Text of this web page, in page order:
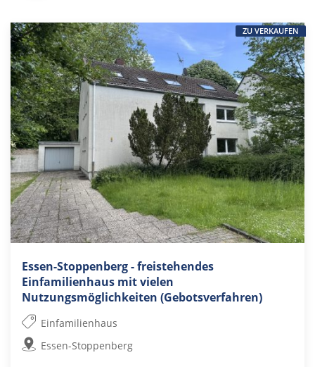
Essen-Stoppenberg - freistehendes
Einfamilienhaus mit vielen
Nutzungsmöglichkeiten (Gebotsverfahren)
Einfamilienhaus
Essen-Stoppenberg
ZU VERKAUFEN